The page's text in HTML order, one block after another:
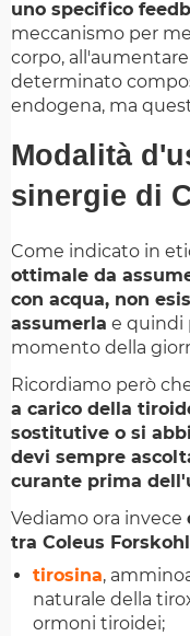
uno specifico
meccanismo per
corpo,
determinato
endogena, ma
Modalità
sinergie di
Come indicato in
ottimale da
con acqua, non
assumerla e quindi
momento della
Ricordiamo però
a carico della
sostitutive o si
devi sempre
curante prima
Vediamo ora invece
tra Coleus
tirosina,
naturale della
ormoni tiroidei;